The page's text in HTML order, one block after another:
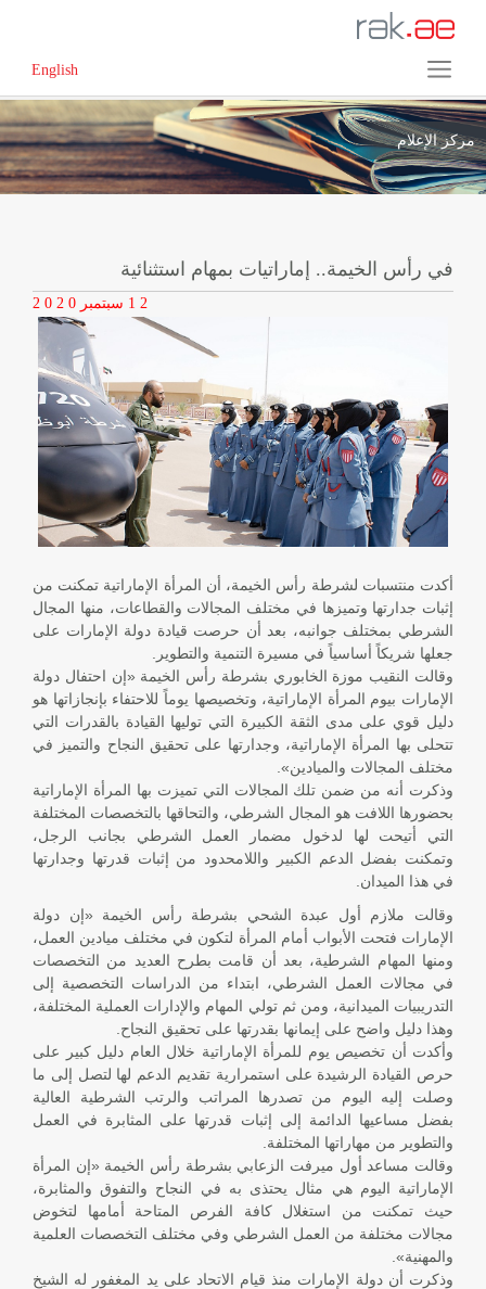
English
مركز الإعلام
في رأس الخيمة.. إماراتيات بمهام استثنائية
2 0 2 0 1 2
أكدت منتسبات لشرطة رأس الخيمة، أن المرأة الإماراتية تمكنت من
إثبات جدارتها وتميزها في مختلف المجالات والقطاعات، منها المجال
الشرطي بمختلف جوانبه، بعد أن حرصت قيادة دولة الإمارات على
جعلها شريكاً أساسياً في مسيرة التنمية والتطوير.
وقالت النقيب موزة الخابوري بشرطة رأس الخيمة «إن احتفال دولة
الإمارات بيوم المرأة الإماراتية، وتخصيصها يوماً للاحتفاء بإنجازاتها هو
دليل قوي على مدى الثقة الكبيرة التي توليها القيادة بالقدرات التي
تتحلى بها المرأة الإماراتية، وجدارتها على تحقيق النجاح والتميز في
مختلف المجالات والميادين».
وذكرت أنه من ضمن تلك المجالات التي تميزت بها المرأة الإماراتية
بحضورها اللافت هو المجال الشرطي، والتحاقها بالتخصصات المختلفة
التي أتيحت لها لدخول مضمار العمل الشرطي بجانب الرجل،
وتمكنت بفضل الدعم الكبير واللامحدود من إثبات قدرتها وجدارتها
في هذا الميدان.
وقالت ملازم أول عبدة الشحي بشرطة رأس الخيمة «إن دولة
الإمارات فتحت الأبواب أمام المرأة لتكون في مختلف ميادين العمل،
ومنها المهام الشرطية، بعد أن قامت بطرح العديد من التخصصات
في مجالات العمل الشرطي، ابتداء من الدراسات التخصصية إلى
التدريبيات الميدانية، ومن ثم تولي المهام والإدارات العملية المختلفة،
وهذا دليل واضح على إيمانها بقدرتها على تحقيق النجاح.
وأكدت أن تخصيص يوم للمرأة الإماراتية خلال العام دليل كبير على
حرص القيادة الرشيدة على استمرارية تقديم الدعم لها لتصل إلى ما
وصلت إليه اليوم من تصدرها المراتب والرتب الشرطية العالية
بفضل مساعيها الدائمة إلى إثبات قدرتها على المثابرة في العمل
والتطوير من مهاراتها المختلفة.
وقالت مساعد أول ميرفت الزعابي بشرطة رأس الخيمة «إن المرأة
الإماراتية اليوم هي مثال يحتذى به في النجاح والتفوق والمثابرة،
حيث تمكنت من استغلال كافة الفرص المتاحة أمامها لتخوض
مجالات مختلفة من العمل الشرطي وفي مختلف التخصصات العلمية
والمهنية».
وذكرت أن دولة الإمارات منذ قيام الاتحاد على يد المغفور له الشيخ